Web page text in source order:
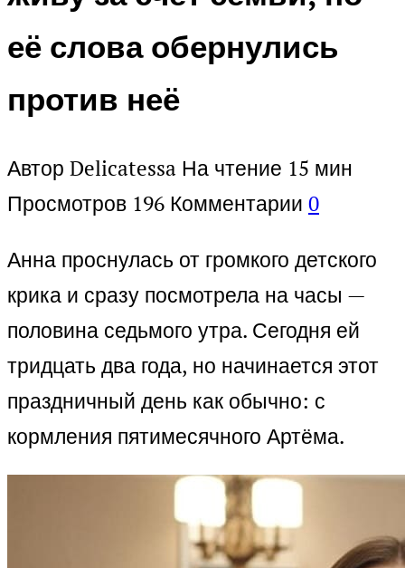
её слова обернулись
против неё
Автор Delicatessa На чтение 15 мин
Просмотров 196 Комментарии 0
Анна проснулась от громкого детского
крика и сразу посмотрела на часы —
половина седьмого утра. Сегодня ей
тридцать два года, но начинается этот
праздничный день как обычно: с
кормления пятимесячного Артёма.